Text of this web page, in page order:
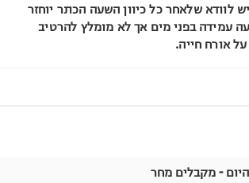
לוודא שלאחר כל כיוון השעה הכתר יוחזר
עמידה בפני מים אך לא מומלץ להרטיב
אורח חייה.